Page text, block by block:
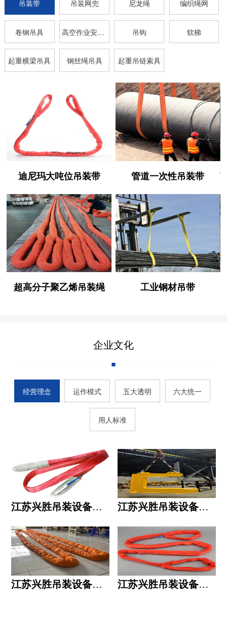
吊装带 吊装网兜 尼龙绳 编织绳网
卷钢吊具 高空作业安全带 吊钩 软梯
起重横梁吊具 钢丝绳吊具 起重吊链索具
迪尼玛大吨位吊装带 管道一次性吊装带
超高分子聚乙烯吊装绳 工业钢材吊带
企业文化
经营理念 运作模式 五大透明 六大统一
用人标准
江苏兴胜吊装设备有限公司的用人标准 江苏兴胜吊装设备有限公司的六大统一
江苏兴胜吊装设备有限公司五大透明 江苏兴胜吊装设备有限公司运作模式